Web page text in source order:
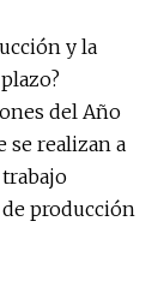
y la
del Año
se realizan a
producción